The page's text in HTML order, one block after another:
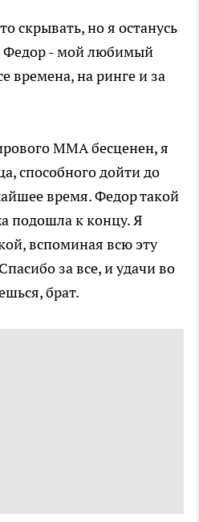
скрывать, но я останусь
Федор - мой любимый
времена, на ринге и за
ММА бесценен, я
способного дойти до
время. Федор такой
подошла к концу. Я
вспоминая всю эту
за все, и удачи во
брат.